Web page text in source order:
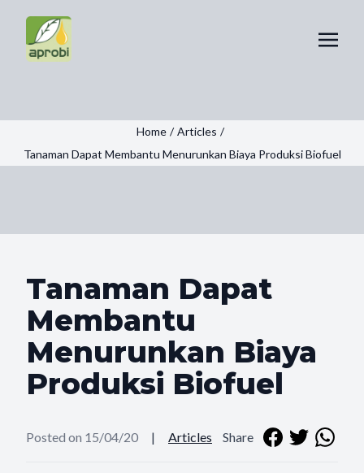
Home / Articles /
Tanaman Dapat Membantu Menurunkan Biaya Produksi Biofuel
Tanaman Dapat
Membantu
Menurunkan Biaya
Produksi Biofuel
Posted on 15/04/20 | Articles Share